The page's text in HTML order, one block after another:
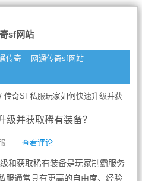
sf网站
传奇
网通传奇sf网站
/ 传奇SF私服玩家如何快速升级并获
级并获取稀有装备？
查看评论
和获取稀有装备是玩家制霸服务
服通常具有更高的自由度、经验